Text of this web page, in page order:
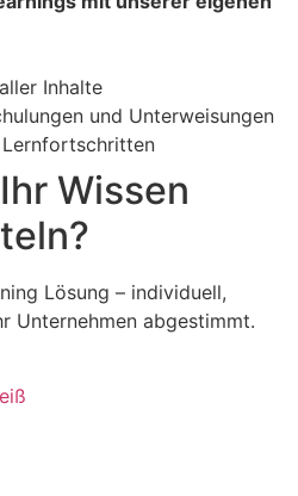
Inhalte
und Unterweisungen
Wissen
Lösung – individuell,
Unternehmen abgestimmt.